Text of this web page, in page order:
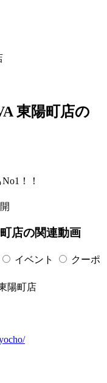
東陽町店の
！！
店の関連動画
イベント
クーポ
陽町店